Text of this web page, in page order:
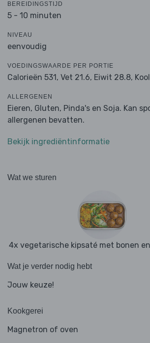
BEREIDINGSTIJD
5 - 10 minuten
NIVEAU
eenvoudig
VOEDINGSWAARDE PER PORTIE
Calorieën 531, Vet 21.6, Eiwit 28.8,
ALLERGENEN
Eieren, Gluten, Pinda's en Soja. Kan
allergenen bevatten.
Bekijk ingrediëntinformatie
Wat we sturen
4x vegetarische kipsaté met bonen
Wat je verder nodig hebt
Jouw keuze!
Kookgerei
Magnetron of oven